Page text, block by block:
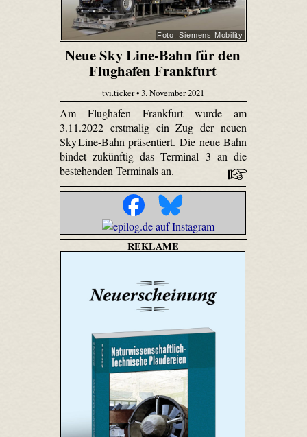
Foto: Siemens Mobility
Neue Sky Line-Bahn für den
Flughafen Frankfurt
tvi.ticker • 3. November 2021
Am Flughafen Frankfurt wurde am
3.11.2022 erstmalig ein Zug der neuen
Sky Line-Bahn präsentiert. Die neue Bahn
bindet zukünftig das Terminal 3 an die
bestehenden Terminals an.
REKLAME